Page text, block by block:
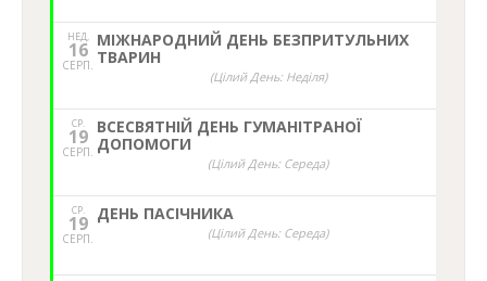
НЕД,
16
СЕРП.
МІЖНАРОДНИЙ ДЕНЬ БЕЗПРИТУЛЬНИХ
ТВАРИН
(Цілий День: Неділя)
СР.
19
СЕРП.
ВСЕСВЯТНІЙ ДЕНЬ ГУМАНІТРАНОЇ
ДОПОМОГИ
(Цілий День: Середа)
СР.
19
СЕРП.
ДЕНЬ ПАСІЧНИКА
(Цілий День: Середа)